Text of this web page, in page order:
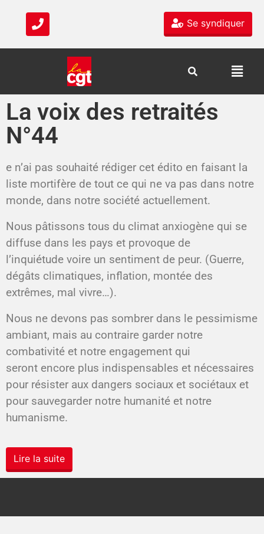
Se syndiquer
La voix des retraités
N°44
e n’ai pas souhaité rédiger cet édito en faisant la
liste mortifère de tout ce qui ne va pas dans notre
monde, dans notre société actuellement.
Nous pâtissons tous du climat anxiogène qui se
diffuse dans les pays et provoque de
l’inquiétude voire un sentiment de peur. (Guerre,
dégâts climatiques, inflation, montée des
extrêmes, mal vivre…).
Nous ne devons pas sombrer dans le pessimisme
ambiant, mais au contraire garder notre
combativité et notre engagement qui
seront encore plus indispensables et nécessaires
pour résister aux dangers sociaux et sociétaux et
pour sauvegarder notre humanité et notre
humanisme.
Lire la suite